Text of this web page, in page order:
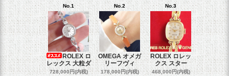
No.1
ROLEX ロ
レックス 大粒ダ
728,000円(内税)
No.2
OMEGA オメガ
リーフヴィ
178,000円(内税)
No.3
ROLEX ロレッ
クス スター
468,000円(内税)
No.4
ROLEX
クス
458,000円